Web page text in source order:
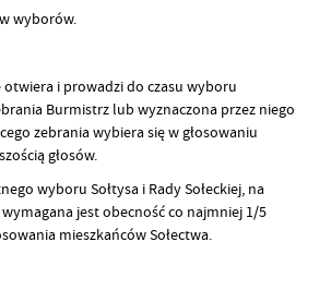
wyborów.
otwiera i prowadzi do czasu wyboru
Burmistrz lub wyznaczona przez niego
zebrania wybiera się w głosowaniu
głosów.
wyboru Sołtysa i Rady Sołeckiej, na
jest obecność co najmniej 1/5
mieszkańców Sołectwa.